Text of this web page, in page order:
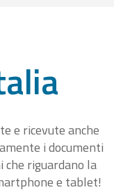
e ricevute anche
i documenti
riguardano la
e tablet!